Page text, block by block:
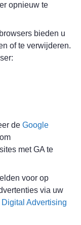
opnieuw te
bieden u
of te verwijderen.
de Google
om
met GA te
voor op
via uw
Digital Advertising